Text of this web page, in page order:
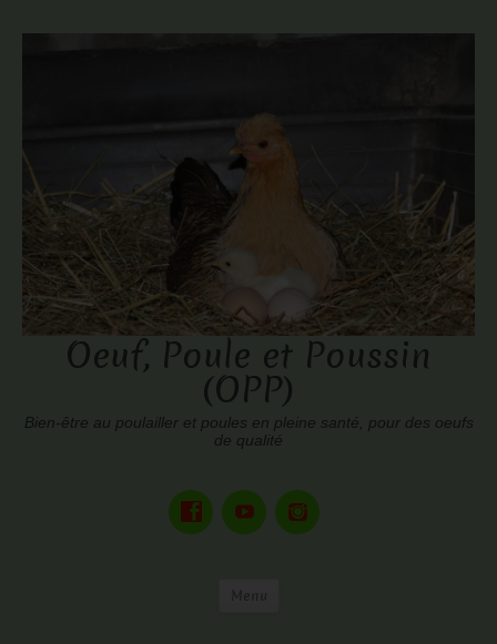
Oeuf, Poule et Poussin
(OPP)
Bien-être au poulailler et poules en pleine santé, pour des oeufs
de qualité